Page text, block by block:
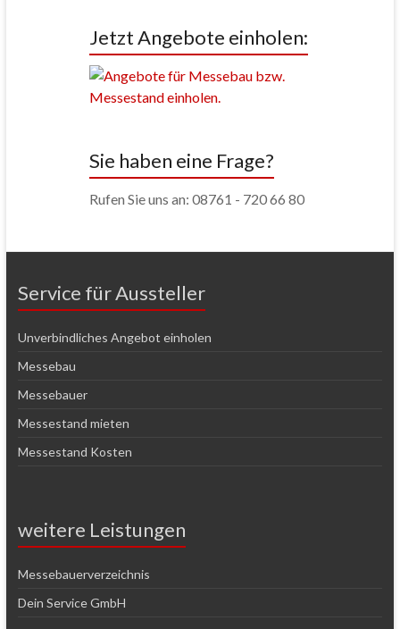
Jetzt Angebote einholen:
Sie haben eine Frage?
Rufen Sie uns an: 08761 - 720 66 80
Service für Aussteller
Unverbindliches Angebot einholen
Messebau
Messebauer
Messestand mieten
Messestand Kosten
weitere Leistungen
Messebauerverzeichnis
Dein Service GmbH